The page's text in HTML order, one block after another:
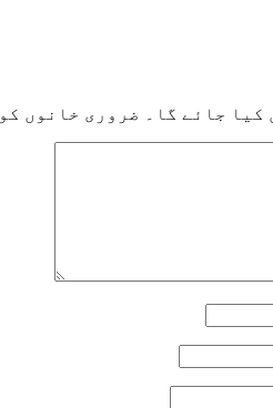
جائے گا۔ ضروری خانوں کو